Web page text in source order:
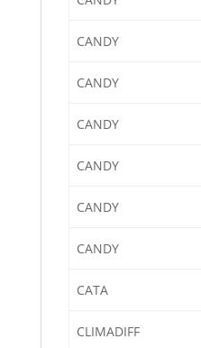
CANDY
CANDY
CANDY
CANDY
CANDY
CANDY
CATA
CLIMADIFF